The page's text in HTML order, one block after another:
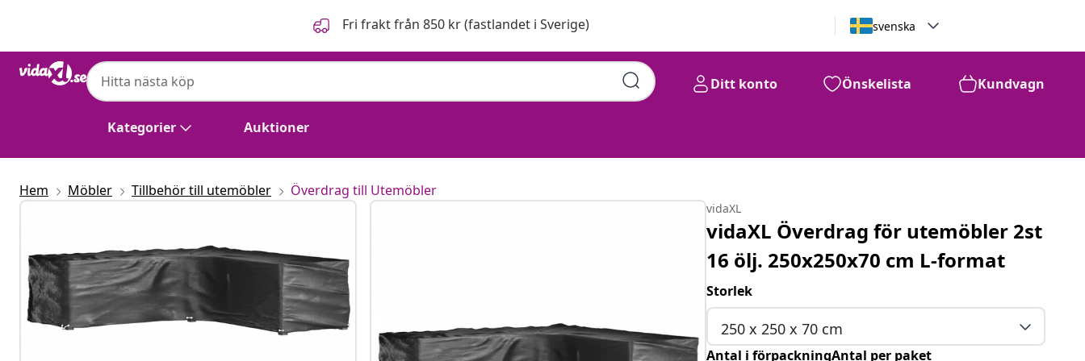
Fri frakt från 850 kr (fastlandet i Sverige) svenska
Kategorier Auktioner
Ditt konto Önskelista Kundvagn
Hem Möbler Tillbehör till utemöbler Överdrag till Utemöbler
vidaXL
vidaXL Överdrag för utemöbler 2st
16 ölj. 250x250x70 cm L-format
Storlek
250 x 250 x 70 cm
Antal i förpackningAntal per paket